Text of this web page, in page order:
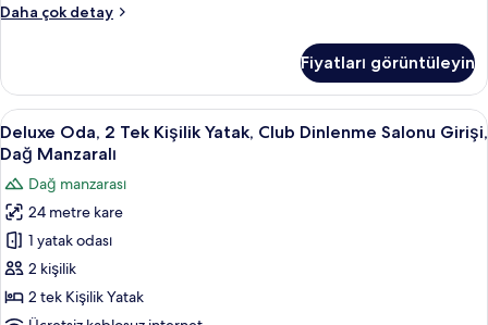
Şehir
tüm
fotoğrafları
görün
Daha çok detay
Deluxe
Kişilik
Yatak,
Club
Dinlenme
Salonu
Girişi,
Şehir
Manzaralı
hakkında
daha
detay
Fiyatları görüntüleyin
Deluxe
Oda,
Tek
Kişilik
Yatak,
Club
Dinlenme
Kaliteli yatak takımı, odada kasa, masa
2
Deluxe Oda, 2 Tek Kişilik Yatak, Club Dinlenme Salonu Girişi,
Dağ Manzaralı
Dağ manzarası
24 metre kare
1 yatak odası
2 kişilik
2 tek Kişilik Yatak